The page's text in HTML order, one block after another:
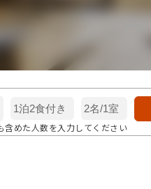
含めた人数を入力してください